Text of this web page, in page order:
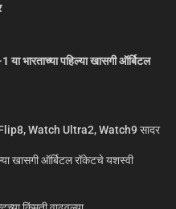
भारताच्या पहिल्या खासगी ऑर्बिटल
Watch Ultra2, Watch9 सादर
खासगी ऑर्बिटल रॉकेटचे यशस्वी